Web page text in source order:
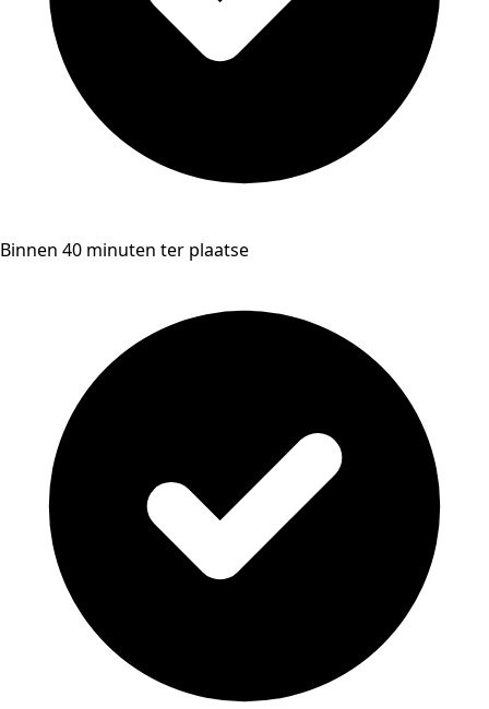
Binnen 40 minuten ter plaatse